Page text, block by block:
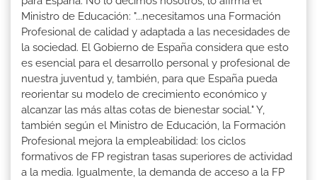
Ministro de Educación: "...necesitamos una Formación
Profesional de calidad y adaptada a las necesidades de
la sociedad. El Gobierno de España considera que esto
es esencial para el desarrollo personal y profesional de
nuestra juventud y, también, para que España pueda
reorientar su modelo de crecimiento económico y
alcanzar las más altas cotas de bienestar social." Y,
también según el Ministro de Educación, la Formación
Profesional mejora la empleabilidad: los ciclos
formativos de FP registran tasas superiores de actividad
a la media. Igualmente, la demanda de acceso a la FP